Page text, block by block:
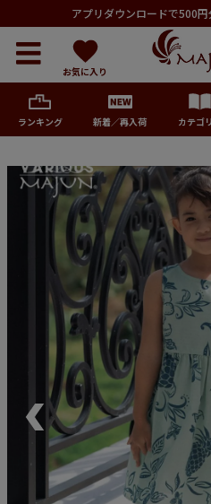
アプリダウンロードで500
お気に入り
ランキング 新着／再入荷 カテゴ
メンズ
レディース
キッズ
ペア商品
ランキング
新商品
再入荷商品